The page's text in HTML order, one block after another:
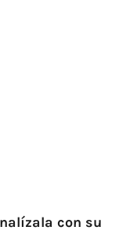
con su